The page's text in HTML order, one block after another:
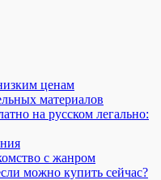
ценам
материалов
на русском легально:
с жанром
можно купить сейчас?